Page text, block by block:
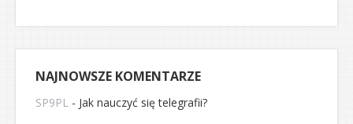
NAJNOWSZE KOMENTARZE
SP9PL - Jak nauczyć się telegrafii?